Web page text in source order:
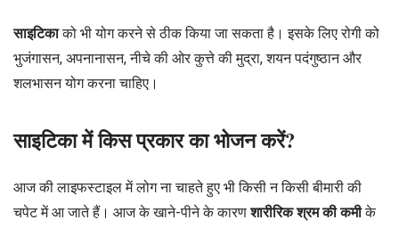
साइटिकाको भी योग करने से ठीक किया जा सकता है। इसके लिए रोगी को
भुजंगासन, अपनानासन, नीचे की ओर कुत्ते की मुद्रा, शयन पदंगुष्ठान और
शलभासन योग करना चाहिए।
साइटिका में किस प्रकार का भोजन करें?
आज की लाइफस्टाइल में लोग ना चाहते हुए भी किसी न किसी बीमारी की
चपेट में आ जाते हैं। आज के खाने-पीने के कारणशारीरिक श्रम की कमीके